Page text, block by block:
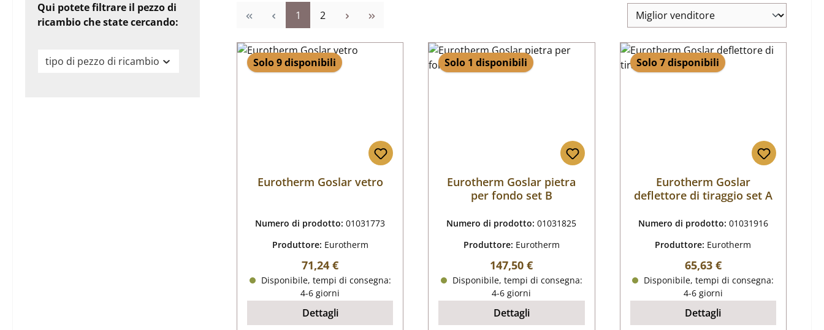
Qui potete filtrare il pezzo di
ricambio che state cercando:
tipo di pezzo di ricambio
Pagina
1 Pagina
2
Solo 9 disponibili
Eurotherm Goslar vetro
Numero di prodotto:01031773
Produttore: Eurotherm
Prezzo normale:
71,24 €
Disponibile, tempi di consegna:
4-6 giorni
Dettagli
Solo 1 disponibili
Eurotherm Goslar pietra
per fondo set B
Numero di prodotto:01031825
Produttore: Eurotherm
Prezzo normale:
147,50 €
Disponibile, tempi di consegna:
4-6 giorni
Dettagli
Solo 7 disponibili
Eurotherm Goslar
deflettore di tiraggio set A
Numero di prodotto: 01031916
Produttore: Eurotherm
Prezzo normale:
65,63 €
Disponibile, tempi di consegna:
4-6 giorni
Dettagli